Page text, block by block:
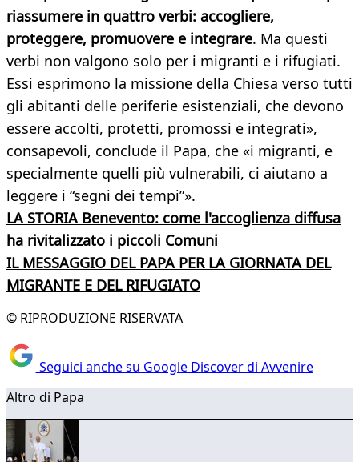
riassumere in quattro verbi: accogliere,
proteggere, promuovere e integrare. Ma questi
verbi non valgono solo per i migranti e i rifugiati.
Essi esprimono la missione della Chiesa verso tutti
gli abitanti delle periferie esistenziali, che devono
essere accolti, protetti, promossi e integrati»,
consapevoli, conclude il Papa, che «i migranti, e
specialmente quelli più vulnerabili, ci aiutano a
leggere i “segni dei tempi”».
LA STORIABenevento: come l'accoglienza diffusa
ha rivitalizzato i piccoli Comuni
IL MESSAGGIO DEL PAPA PER LA GIORNATA DEL
MIGRANTE E DEL RIFUGIATO
© RIPRODUZIONE RISERVATA
Seguici anche su Google Discover di Avvenire
Altro di Papa